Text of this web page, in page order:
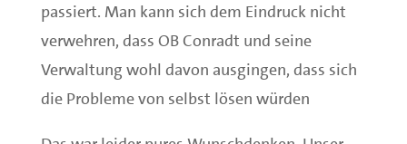
passiert. Man kann sich dem Eindruck nicht
verwehren, dass OB Conradt und seine
Verwaltung wohl davon ausgingen, dass sich
die Probleme von selbst lösen würden